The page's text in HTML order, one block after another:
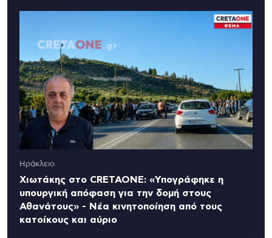
Ηράκλειο
Χιωτάκης στο CRETAONE: «Υπογράφηκε η
υπουργική απόφαση για την δομή στους
Αθανάτους» - Νέα κινητοποίηση από τους
κατοίκους και αύριο